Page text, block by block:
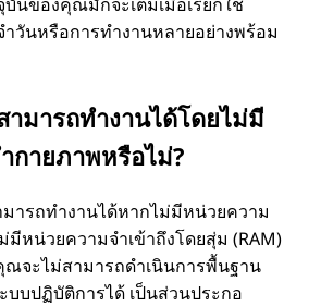
วันหรือการทํางานหลายอย่างพร้อม
ามารถทํางานได้โดยไม่มี
กายภาพหรือไม่?
ารถทํางานได้หากไม่มีหน่วยความ
มีหน่วยความจําเข้าถึงโดยสุ่ม (RAM)
จะไม่สามารถดําเนินการพื้นฐาน
บปฏิบัติการได้ เป็นส่วนประกอ